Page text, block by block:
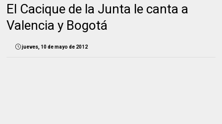
El Cacique de la Junta le canta a
Valencia y Bogotá
jueves, 10 de mayo de 2012